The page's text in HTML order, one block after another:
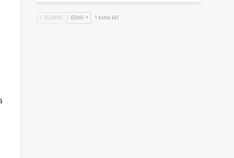
EELMINE EDASI 1 kohta 647